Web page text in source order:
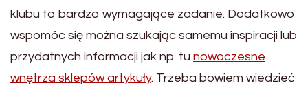
klubu to bardzo wymagające zadanie. Dodatkowo
wspomóc się można szukając samemu inspiracji lub
przydatnych informacji jak np. tu nowoczesne
wnętrza sklepów artykuły. Trzeba bowiem wiedzieć